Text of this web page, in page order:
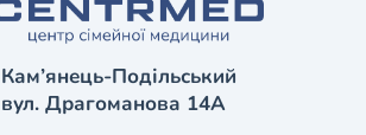
Кам’янець-Подільський
вул. Драгоманова 14А